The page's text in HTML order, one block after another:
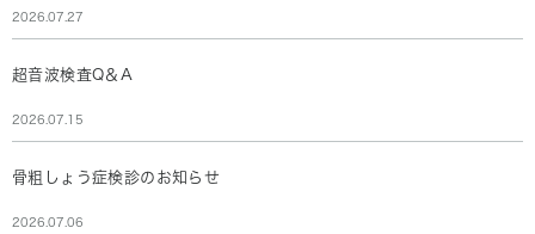
2026.07.27
超音波検査Q＆A
2026.07.15
骨粗しょう症検診のお知らせ
2026.07.06